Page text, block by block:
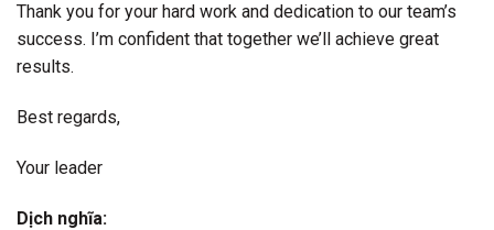
Thank you for your hard work and dedication to our team’s
success. I’m confident that together we’ll achieve great
results.
Best regards,
Your leader
Dịch nghĩa: